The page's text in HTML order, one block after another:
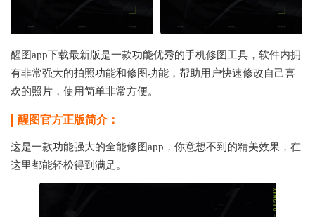
醒图app下载最新版是一款功能优秀的手机修图工具，软件内拥
有非常强大的拍照功能和修图功能，帮助用户快速修改自己喜
欢的照片，使用简单非常方便。
醒图官方正版简介：
这是一款功能强大的全能修图app，你意想不到的精美效果，在
这里都能轻松得到满足。